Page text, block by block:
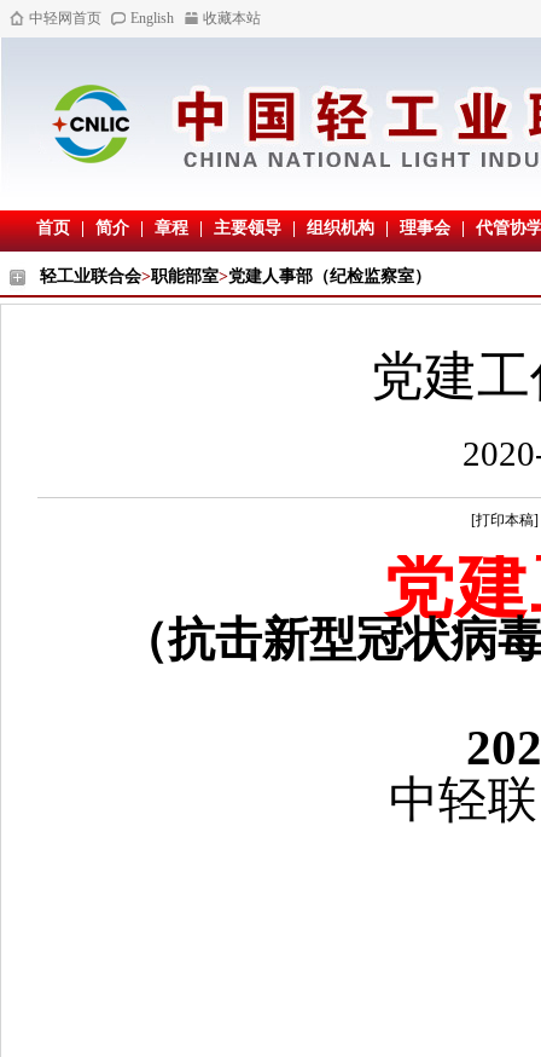
中轻网首页 English 收藏本站
首页 | 简介 | 章程 | 主要领导 | 组织机构 | 理事会 | 代管协
轻工业联合会>职能部室>党建人事部（纪检监察室）
党建
[打印本稿]
党
（抗击新型冠状病
中轻